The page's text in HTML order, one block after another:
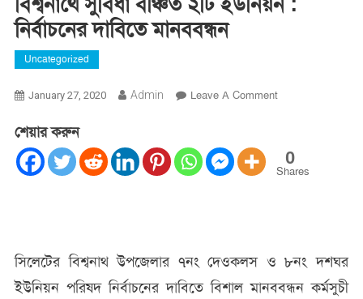
নির্বাচনের দাবিতে মানববন্ধন
Uncategorized
January 27, 2020 Admin Leave A CommentOn
বঞ্চিত
২টি
মানববন্ধন
শেয়ার করুন
0
Shares
সিলেটের বিশ্বনাথ উপজেলার ৭নং দেওকলস ও ৮নং দশঘর
ইউনিয়ন পরিষদ নির্বাচনের দাবিতে বিশাল মানববন্ধন কর্মসুচী